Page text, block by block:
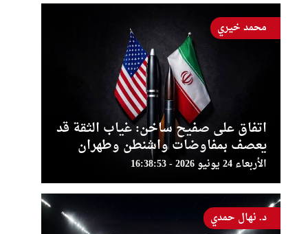
اتفاق على صفيح ساخن: غياب الثقة قد
يعصف بمفاوضات واشنطن وطهران
الأربعاء 24 يونيو 2026 - 16:38:53
محمد خيري
د. نهال حمدي